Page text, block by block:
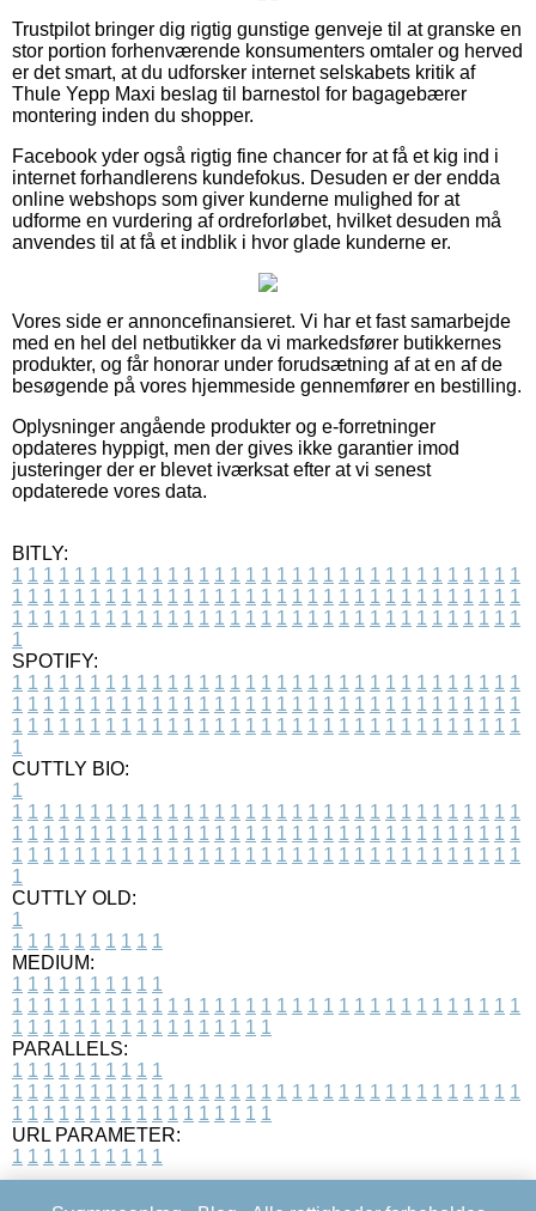
Trustpilot bringer dig rigtig gunstige genveje til at granske en
stor portion forhenværende konsumenters omtaler og herved
er det smart, at du udforsker internet selskabets kritik af
Thule Yepp Maxi beslag til barnestol for bagagebærer
montering inden du shopper.
Facebook yder også rigtig fine chancer for at få et kig ind i
internet forhandlerens kundefokus. Desuden er der endda
online webshops som giver kunderne mulighed for at
udforme en vurdering af ordreforløbet, hvilket desuden må
anvendes til at få et indblik i hvor glade kunderne er.
Vores side er annoncefinansieret. Vi har et fast samarbejde
med en hel del netbutikker da vi markedsfører butikkernes
produkter, og får honorar under forudsætning af at en af de
besøgende på vores hjemmeside gennemfører en bestilling.
Oplysninger angående produkter og e-forretninger
opdateres hyppigt, men der gives ikke garantier imod
justeringer der er blevet iværksat efter at vi senest
opdaterede vores data.
BITLY:
1 1 1 1 1 1 1 1 1 1 1 1 1 1 1 1 1 1 1 1 1 1 1 1 1 1 1 1 1 1 1 1 1
1 1 1 1 1 1 1 1 1 1 1 1 1 1 1 1 1 1 1 1 1 1 1 1 1 1 1 1 1 1 1 1 1
1 1 1 1 1 1 1 1 1 1 1 1 1 1 1 1 1 1 1 1 1 1 1 1 1 1 1 1 1 1 1 1 1
1
SPOTIFY:
1 1 1 1 1 1 1 1 1 1 1 1 1 1 1 1 1 1 1 1 1 1 1 1 1 1 1 1 1 1 1 1 1
1 1 1 1 1 1 1 1 1 1 1 1 1 1 1 1 1 1 1 1 1 1 1 1 1 1 1 1 1 1 1 1 1
1 1 1 1 1 1 1 1 1 1 1 1 1 1 1 1 1 1 1 1 1 1 1 1 1 1 1 1 1 1 1 1 1
1
CUTTLY BIO:
1
1 1 1 1 1 1 1 1 1 1 1 1 1 1 1 1 1 1 1 1 1 1 1 1 1 1 1 1 1 1 1 1 1
1 1 1 1 1 1 1 1 1 1 1 1 1 1 1 1 1 1 1 1 1 1 1 1 1 1 1 1 1 1 1 1 1
1 1 1 1 1 1 1 1 1 1 1 1 1 1 1 1 1 1 1 1 1 1 1 1 1 1 1 1 1 1 1 1 1
1
CUTTLY OLD:
1
1 1 1 1 1 1 1 1 1 1
MEDIUM:
1 1 1 1 1 1 1 1 1 1
1 1 1 1 1 1 1 1 1 1 1 1 1 1 1 1 1 1 1 1 1 1 1 1 1 1 1 1 1 1 1 1 1
1 1 1 1 1 1 1 1 1 1 1 1 1 1 1 1 1
PARALLELS:
1 1 1 1 1 1 1 1 1 1
1 1 1 1 1 1 1 1 1 1 1 1 1 1 1 1 1 1 1 1 1 1 1 1 1 1 1 1 1 1 1 1 1
1 1 1 1 1 1 1 1 1 1 1 1 1 1 1 1 1
URL PARAMETER:
1 1 1 1 1 1 1 1 1 1